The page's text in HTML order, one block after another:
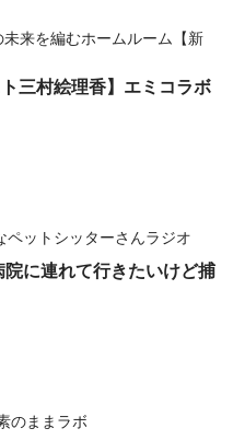
来を編むホームルーム【新
三村絵理香】エミコラボ
ペットシッターさんラジオ
に連れて行きたいけど捕
のままラボ